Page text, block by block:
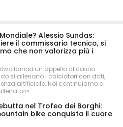
Alessio Sundas:
il commissario tecnico, si
che non valorizza più i
lancia un appello al calcio
si allenano i calciatori con dati,
artificiale. Noi continuiamo a
nel Trofeo dei Borghi:
bike conquista il cuore